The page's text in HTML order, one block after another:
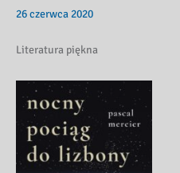
26 czerwca 2020
Literatura piękna